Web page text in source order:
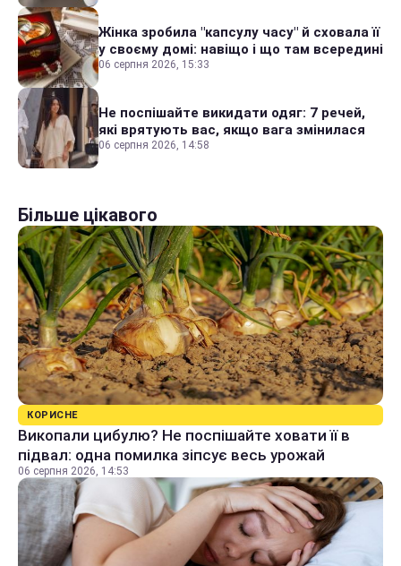
Жінка зробила "капсулу часу" й сховала її
у своєму домі: навіщо і що там всередині
06 серпня 2026, 15:33
Не поспішайте викидати одяг: 7 речей,
які врятують вас, якщо вага змінилася
06 серпня 2026, 14:58
Більше цікавого
КОРИСНЕ
Викопали цибулю? Не поспішайте ховати її в
підвал: одна помилка зіпсує весь урожай
06 серпня 2026, 14:53